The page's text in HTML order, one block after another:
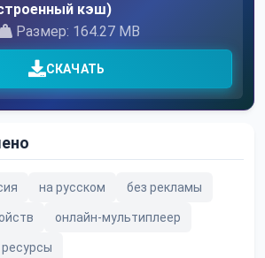
кэш)
Размер: 164.27 MB
СКАЧАТЬ
на русском без рекламы
онлайн-мультиплеер